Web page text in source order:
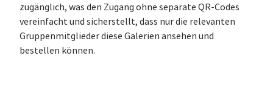
zugänglich, was den Zugang ohne separate QR-Codes
vereinfacht und sicherstellt, dass nur die relevanten
Gruppenmitglieder diese Galerien ansehen und
bestellen können.